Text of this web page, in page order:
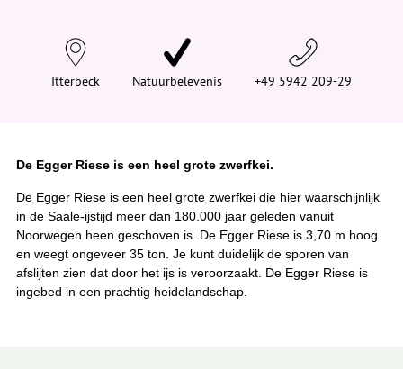
Itterbeck Natuurbelevenis +49 5942 209-29
De Egger Riese is een heel grote zwerfkei.
De Egger Riese is een heel grote zwerfkei die hier waarschijnlijk
in de Saale-ijstijd meer dan 180.000 jaar geleden vanuit
Noorwegen heen geschoven is. De Egger Riese is 3,70 m hoog
en weegt ongeveer 35 ton. Je kunt duidelijk de sporen van
afslijten zien dat door het ijs is veroorzaakt. De Egger Riese is
ingebed in een prachtig heidelandschap.